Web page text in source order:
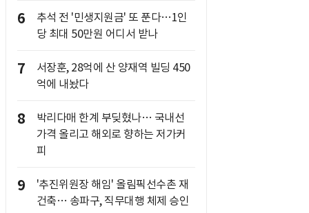
6
추석 전 '민생지원금' 또 푼다…1인
당 최대 50만원 어디서 받나
7
서장훈, 28억에 산 양재역 빌딩 450
억에 내놨다
8
박리다매 한계 부딪혔나… 국내선
가격 올리고 해외로 향하는 저가커
피
9
'추진위원장 해임' 올림픽선수촌 재
건축… 송파구, 직무대행 체제 승인